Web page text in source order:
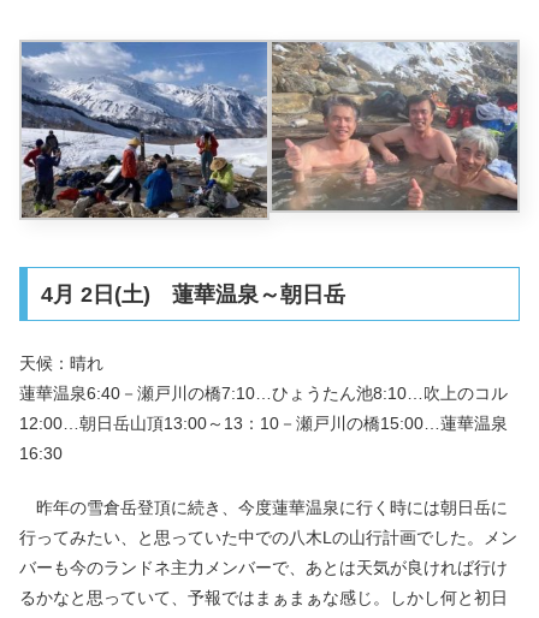
4月 2日(土) 蓮華温泉～朝日岳
天候：晴れ
蓮華温泉6:40－瀬戸川の橋7:10…ひょうたん池8:10…吹上のコル
12:00…朝日岳山頂13:00～13：10－瀬戸川の橋15:00…蓮華温泉
16:30
昨年の雪倉岳登頂に続き、今度蓮華温泉に行く時には朝日岳に
行ってみたい、と思っていた中での八木Lの山行計画でした。メン
バーも今のランドネ主力メンバーで、あとは天気が良ければ行け
るかなと思っていて、予報ではまぁまぁな感じ。しかし何と初日